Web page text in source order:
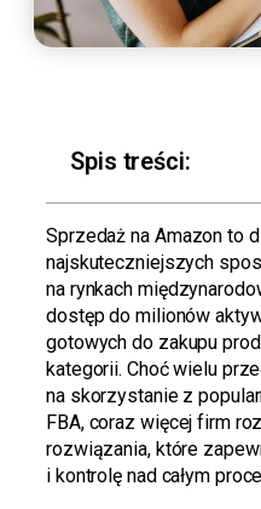
Spis treści:
Sprzedaż na Amazon to
najskuteczniejszych
na rynkach
dostęp do milionów
gotowych do zakupu
kategorii. Choć wielu
na skorzystanie z
FBA, coraz więcej firm
rozwiązania, które
i kontrolę nad całym